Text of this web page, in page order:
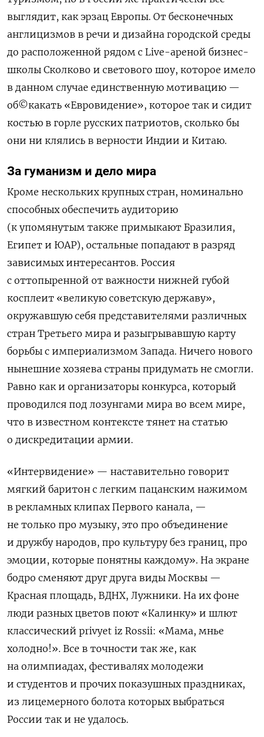
выглядит, как эрзац Европы. От бесконечных
англицизмов в речи и дизайна городской среды
до расположенной рядом с Live-ареной бизнес-
школы Сколково и светового шоу, которое имело
в данном случае единственную мотивацию —
об©какать «Евровидение», которое так и сидит
костью в горле русских патриотов, сколько бы
они ни клялись в верности Индии и Китаю.
За гуманизм и дело мира
Кроме нескольких крупных стран, номинально
способных обеспечить аудиторию
(к упомянутым также примыкают Бразилия,
Египет и ЮАР), остальные попадают в разряд
зависимых интересантов. Россия
с оттопыренной от важности нижней губой
косплеит «великую советскую державу»,
окружавшую себя представителями различных
стран Третьего мира и разыгрывавшую карту
борьбы с империализмом Запада. Ничего нового
нынешние хозяева страны придумать не смогли.
Равно как и организаторы конкурса, который
проводился под лозунгами мира во всем мире,
что в известном контексте тянет на статью
о дискредитации армии.
«Интервидение» — наставительно говорит
мягкий баритон с легким пацанским нажимом
в рекламных клипах Первого канала, —
не только про музыку, это про объединение
и дружбу народов, про культуру без границ, про
эмоции, которые понятны каждому». На экране
бодро сменяют друг друга виды Москвы —
Красная площадь, ВДНХ, Лужники. На их фоне
люди разных цветов поют «Калинку» и шлют
классический privyet iz Rossii: «Мама, мнье
холодно!». Все в точности так же, как
на олимпиадах, фестивалях молодежи
и студентов и прочих показушных праздниках,
из лицемерного болота которых выбраться
России так и не удалось.